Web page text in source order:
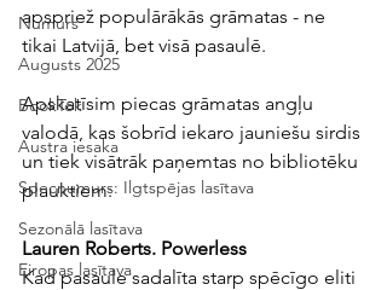
Numurs
Augusts 2025
BookTok
Austra iesaka
Specnumurs: Ilgtspējas lasītava
Sezonālā lasītava
Eiropas lasītava
apspriež populārākās grāmatas - ne
tikai Latvijā, bet visā pasaulē.
Apskatīsim piecas grāmatas angļu
valodā, kas šobrīd iekaro jauniešu sirdis
un tiek visātrāk paņemtas no bibliotēku
plauktiem:
Lauren Roberts. Powerless
Kad pasaule sadalīta starp spēcīgo eliti